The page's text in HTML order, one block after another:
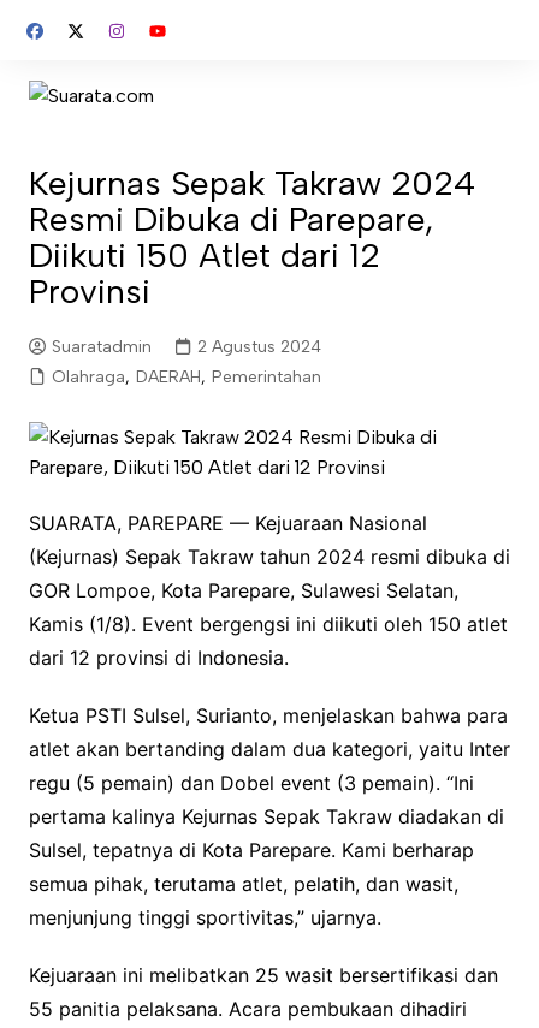
Kejurnas Sepak Takraw 2024
Resmi Dibuka di Parepare,
Diikuti 150 Atlet dari 12
Provinsi
Suaratadmin
2 Agustus 2024
Olahraga, DAERAH, Pemerintahan
SUARATA, PAREPARE — Kejuaraan Nasional
(Kejurnas) Sepak Takraw tahun 2024 resmi dibuka di
GOR Lompoe, Kota Parepare, Sulawesi Selatan,
Kamis (1/8). Event bergengsi ini diikuti oleh 150 atlet
dari 12 provinsi di Indonesia.
Ketua PSTI Sulsel, Surianto, menjelaskan bahwa para
atlet akan bertanding dalam dua kategori, yaitu Inter
regu (5 pemain) dan Dobel event (3 pemain). “Ini
pertama kalinya Kejurnas Sepak Takraw diadakan di
Sulsel, tepatnya di Kota Parepare. Kami berharap
semua pihak, terutama atlet, pelatih, dan wasit,
menjunjung tinggi sportivitas,” ujarnya.
Kejuaraan ini melibatkan 25 wasit bersertifikasi dan
55 panitia pelaksana. Acara pembukaan dihadiri